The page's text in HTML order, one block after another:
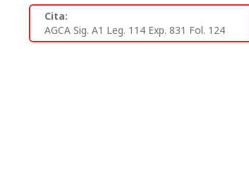
Cita:
AGCA Sig. A1 Leg. 114 Exp. 831 Fol. 124